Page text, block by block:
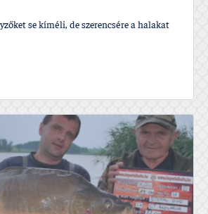
se kí­méli, de szerencsére a halakat